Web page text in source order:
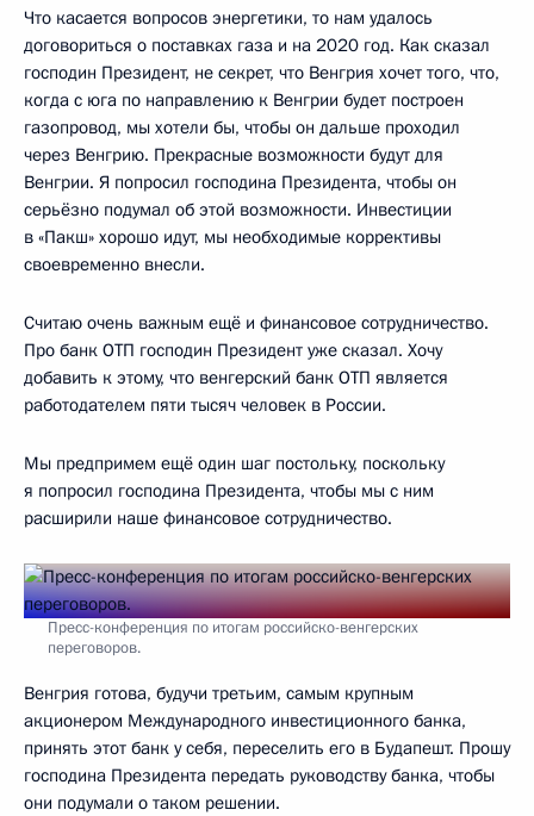
Что касается вопросов энергетики, то нам удалось
договориться о поставках газа и на 2020 год. Как сказал
господин Президент, не секрет, что Венгрия хочет того, что,
когда с юга по направлению к Венгрии будет построен
газопровод, мы хотели бы, чтобы он дальше проходил
через Венгрию. Прекрасные возможности будут для
Венгрии. Я попросил господина Президента, чтобы он
серьёзно подумал об этой возможности. Инвестиции
в «Пакш» хорошо идут, мы необходимые коррективы
своевременно внесли.
Считаю очень важным ещё и финансовое сотрудничество.
Про банк ОТП господин Президент уже сказал. Хочу
добавить к этому, что венгерский банк ОТП является
работодателем пяти тысяч человек в России.
Мы предпримем ещё один шаг постольку, поскольку
я попросил господина Президента, чтобы мы с ним
расширили наше финансовое сотрудничество.
Пресс-конференция по итогам российско-венгерских
переговоров.
Венгрия готова, будучи третьим, самым крупным
акционером Международного инвестиционного банка,
принять этот банк у себя, переселить его в Будапешт. Прошу
господина Президента передать руководству банка, чтобы
они подумали о таком решении.